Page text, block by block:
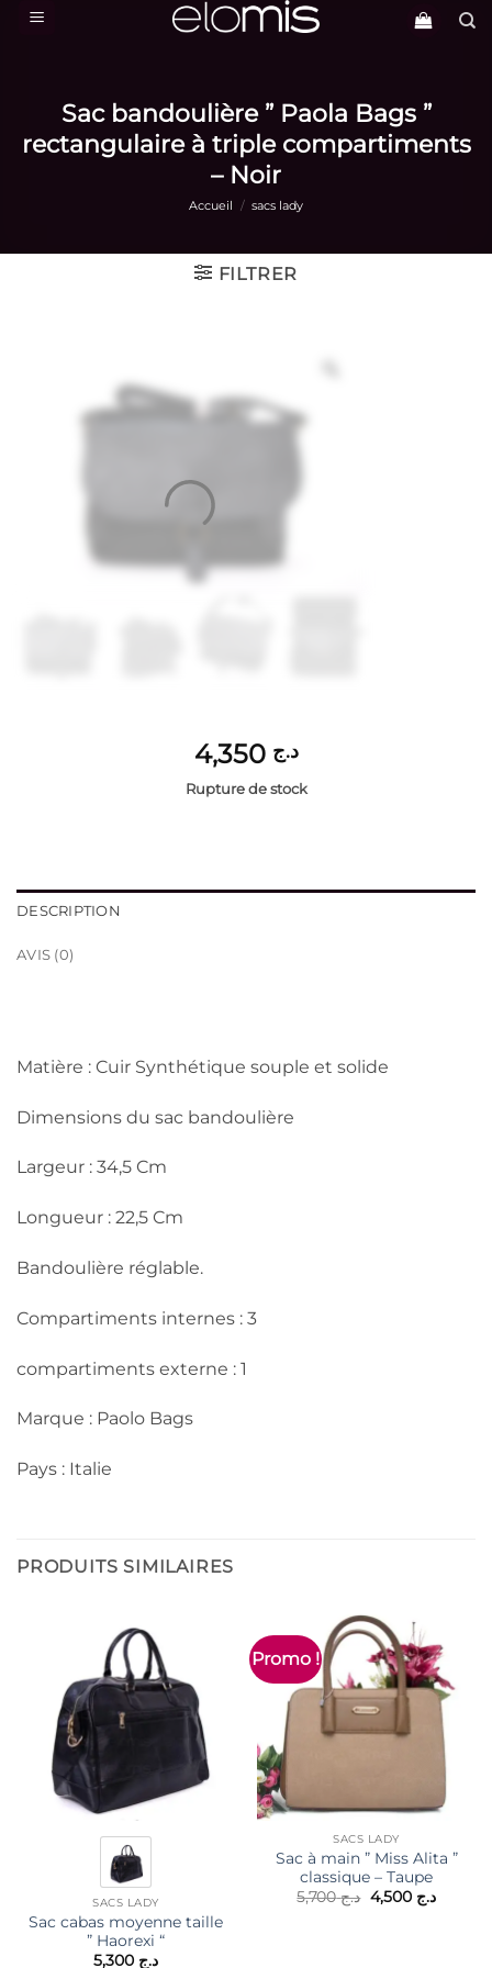
Passer
Sac bandoulière ” Paola Bags ”
rectangulaire à triple compartiments
– Noir
Accueil / sacs lady
FILTRER
د.ج 4,350
Rupture de stock
DESCRIPTION
AVIS (0)
Matière : Cuir Synthétique souple et solide
Dimensions du sac bandoulière
Largeur : 34,5 Cm
Longueur : 22,5 Cm
Bandoulière réglable.
Compartiments internes : 3
compartiments externe : 1
Marque : Paolo Bags
Pays : Italie
PRODUITS SIMILAIRES
SACS LADY
Sac cabas moyenne taille
” Haorexi “
د.ج
Promo !
SACS LADY
Sac à main ” Miss Alita ”
classique – Taupe
د.ج5,700
Le
prix
د.ج 4,500
Le